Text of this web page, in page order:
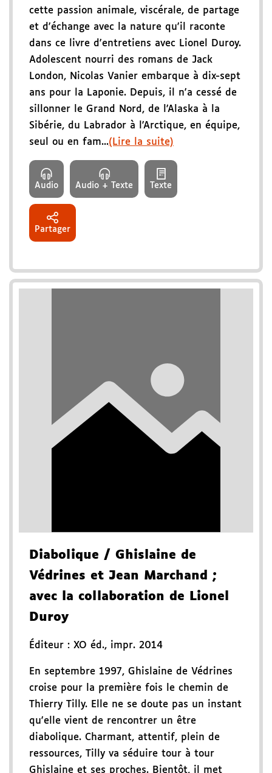
cette passion animale, viscérale, de partage
et d'échange avec la nature qu'il raconte
dans ce livre d'entretiens avec Lionel Duroy.
Adolescent nourri des romans de Jack
London, Nicolas Vanier embarque à dix-sept
ans pour la Laponie. Depuis, il n'a cessé de
sillonner le Grand Nord, de l'Alaska à la
Sibérie, du Labrador à l'Arctique, en équipe,
seul ou en fam...(Lire la suite)
Audio Audio + Texte Texte
Partager
Diabolique / Ghislaine de
Védrines et Jean Marchand
;
avec la collaboration de Lionel
Duroy
Éditeur : XO éd., impr. 2014
En septembre 1997, Ghislaine de Védrines
croise pour la première fois le chemin de
Thierry Tilly. Elle ne se doute pas un instant
qu'elle vient de rencontrer un être
diabolique. Charmant, attentif, plein de
ressources, Tilly va séduire tour à tour
Ghislaine et ses proches. Bientôt, il met